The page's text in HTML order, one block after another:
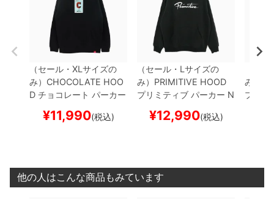
（セール・XLサイズの
み） CHOCOLATE HOO
D チョコレート パーカー
BLACKスケートボー
¥11,990(税込)
（セール・Lサイズの
み） PRIMITIVE HOOD
プリミティブ パーカー N
ートボード スケボー
¥12,990(税込)
み）
プリミ
他の人はこんな商品もみています